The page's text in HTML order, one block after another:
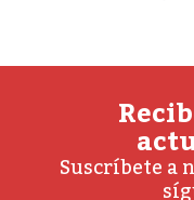
Suscríbete a